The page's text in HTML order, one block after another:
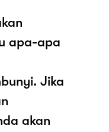
apa-apa
Jika
akan